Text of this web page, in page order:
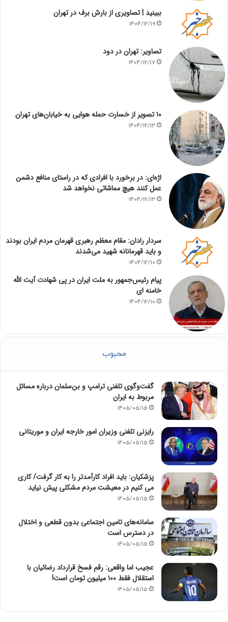
ببینید | تصاویری از بارش برف در تهران
1404/12/19
تصاویر: تهران در دود
1404/12/17
۱۰ تصویر از خسارت حمله هوایی به خیابان‌های تهران
1404/12/13
اژه‌ای: در برخورد با افرادی که در راستای منافع دشمن
عمل کنند هیچ مماشاتی نخواهد شد
1404/12/13
سردار رادان: مقام معظم رهبری قهرمان مردم ایران بودند
و باید قهرمانانه شهید می‌شدند
1404/12/10
پیام رئیس‌جمهور به ملت ایران در پی شهادت آیت الله
خامنه ای
1404/12/10
محبوب
گفت‌وگوی تلفنی ترامپ و بن‌سلمان درباره مسائل
مربوط به ایران
1405/05/15
رایزنی تلفنی وزیران امور خارجه ایران و موریتانی
1405/05/15
پزشکیان: باید افراد کارآمدتر را به کار گرفت/ کاری
می کنیم در معیشت مردم مشکلی پیش نیاید
1405/05/15
سامانه‌های تامین اجتماعی بدون قطعی و اختلال
در دسترس است
1405/05/15
عجیب اما واقعی: رقم فسخ قرارداد رضائیان با
استقلال فقط ۱۰۰ میلیون تومان است!
1405/05/15